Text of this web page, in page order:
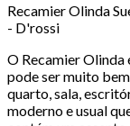
Recamier Olinda
- D'rossi
O Recamier Olinda
pode ser muito
quarto, sala,
moderno e usual